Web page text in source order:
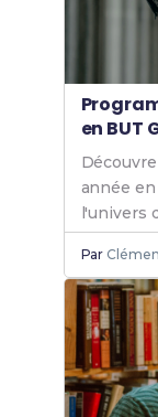
en BUT
année
l'univers
tes
Par